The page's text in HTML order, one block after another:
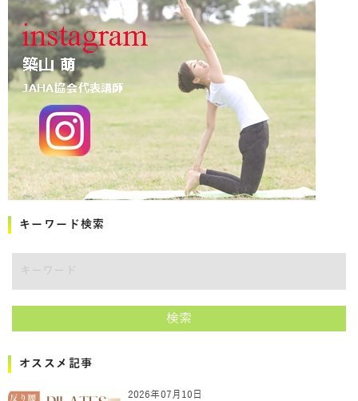
キーワード検索
検索
オススメ記事
2026年07月10日